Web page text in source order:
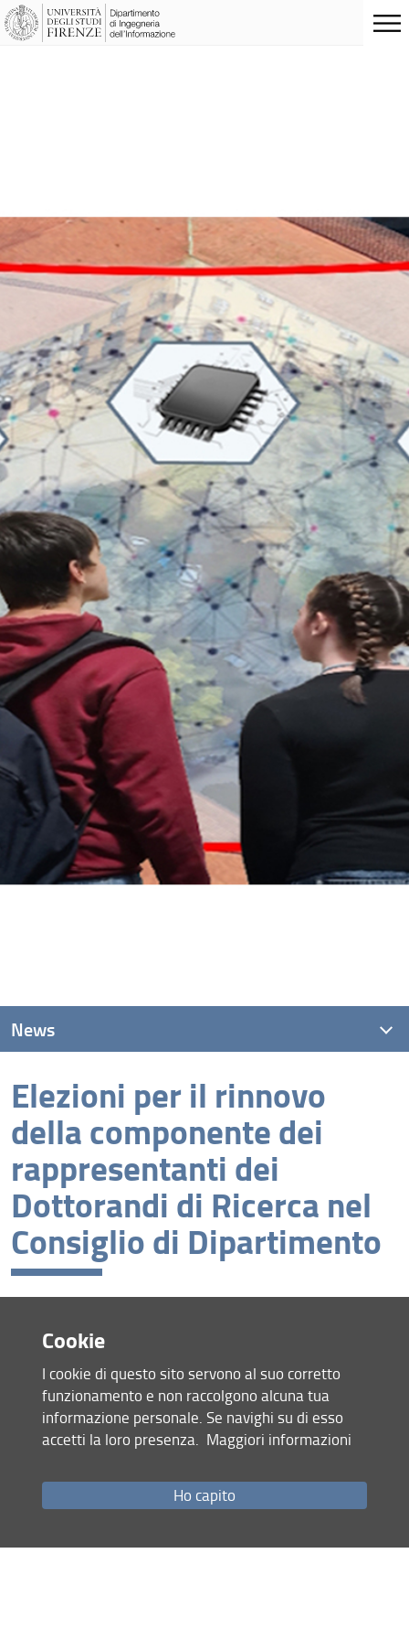
Elezioni per il rinnovo
della componente dei
rappresentanti dei
Dottorandi di Ricerca nel
Consiglio di Dipartimento
novembre 2025 dalle ore 9.00 alle
ore 16.00, tramite la piattaforma Eligo
Decreto indizione
11 Novembre 2025 (Archiviata
News
News recenti
Archivio
RSS feed
Cookie
I cookie di questo sito servono al suo corretto
funzionamento e non raccolgono alcuna tua
informazione personale. Se navighi su di esso
accetti la loro presenza. Maggiori informazioni
Ho capito